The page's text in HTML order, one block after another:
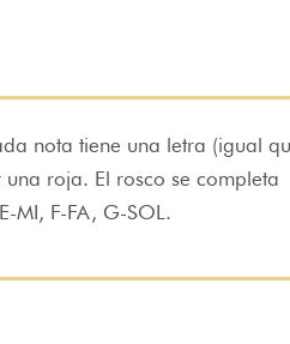
nota tiene una letra (igual
roja. El rosco se completa
MI, F-FA, G-SOL.